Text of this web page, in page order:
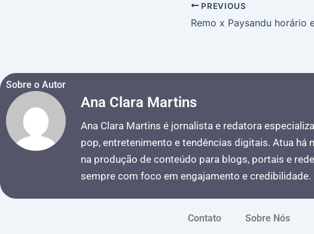
PREVIOUS
Sobre o Autor
Ana Clara Martins
Ana Clara Martins é jornalista e redatora
pop, entretenimento e tendências digitais. Atua há
na produção de conteúdo para blogs, portais e
sempre com foco em engajamento e credibilidade.
Contato Sobre Nós